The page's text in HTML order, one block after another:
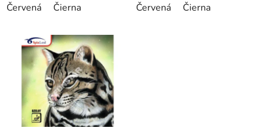
Červená Čierna Červená Čierna